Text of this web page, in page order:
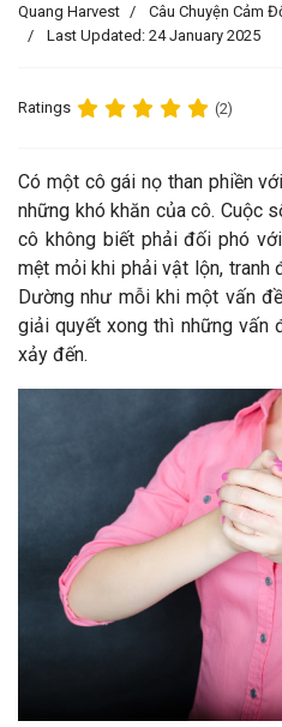
Quang Harvest
Câu Chuyện Cảm
Last Updated: 24 January 2025
Ratings (2)
Có một cô gái nọ than phiền
những khó khăn của cô. Cuộc
cô không biết phải đối phó
mệt mỏi khi phải vật lộn, tranh
Dường như mỗi khi một vấn
giải quyết xong thì những vấn
xảy đến.